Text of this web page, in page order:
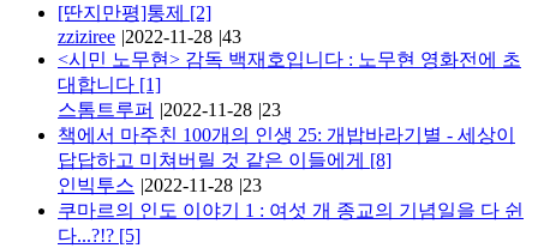
[딴지만평]통제 [2]
zziziree |2022-11-28 |43
<시민 노무현> 감독 백재호입니다 : 노무현 영화전에 초
대합니다 [1]
스톰트루퍼 |2022-11-28 |23
책에서 마주친 100개의 인생 25: 개밥바라기별 - 세상이
답답하고 미쳐버릴 것 같은 이들에게 [8]
인빅투스 |2022-11-28 |23
쿠마르의 인도 이야기 1 : 여섯 개 종교의 기념일을 다 쉰
다...?!? [5]